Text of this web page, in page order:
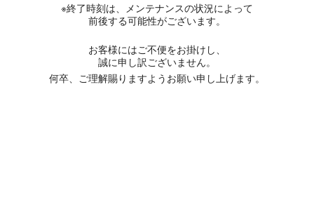
※終了時刻は、メンテナンスの状況によって
前後する可能性がございます。
お客様にはご不便をお掛けし、
誠に申し訳ございません。
何卒、ご理解賜りますようお願い申し上げます。